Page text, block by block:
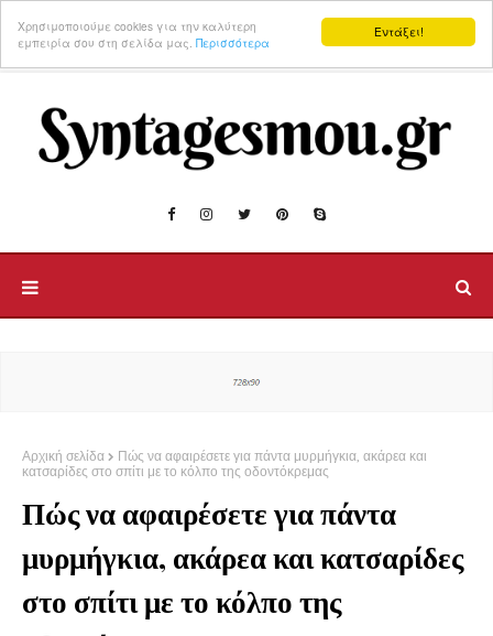
Εντάξει!
Χρησιμοποιούμε cookies για την καλύτερη
εμπειρία σου στη σελίδα μας. Περισσότερα
Αρχική σελίδα
Πώς να αφαιρέσετε για πάντα μυρμήγκια, ακάρεα και
κατσαρίδες στο σπίτι με το κόλπο της οδοντόκρεμας
Πώς να αφαιρέσετε για πάντα
μυρμήγκια, ακάρεα και κατσαρίδες
στο σπίτι με το κόλπο της